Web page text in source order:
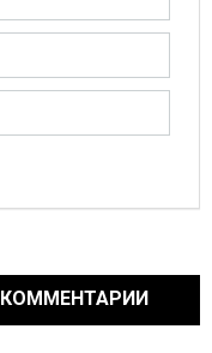
КОММЕНТАРИИ